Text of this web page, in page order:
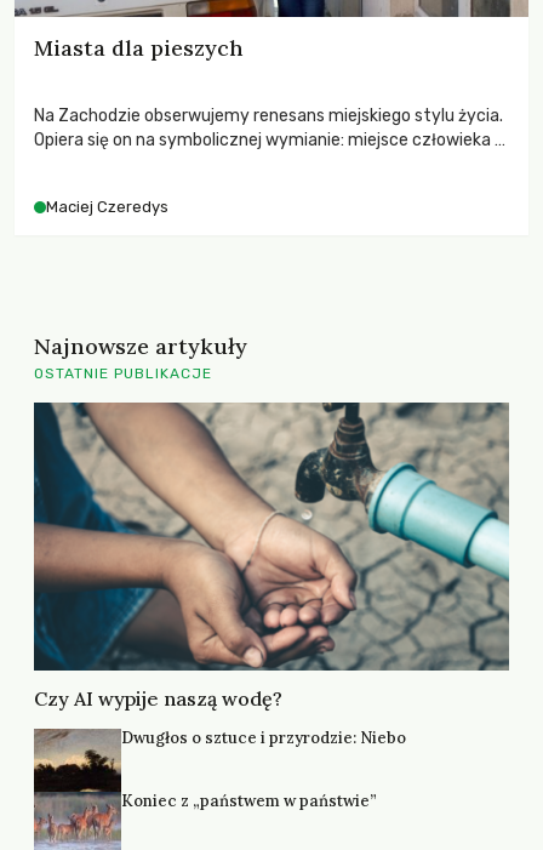
Miasta dla pieszych
Na Zachodzie obserwujemy renesans miejskiego stylu życia.
Opiera się on na symbolicznej wymianie: miejsce człowieka z
dotyczącej miasta „nie dla pieszych”.
Maciej Czeredys
Najnowsze artykuły
OSTATNIE PUBLIKACJE
Czy AI wypije naszą wodę?
Dwugłos o sztuce i przyrodzie: Niebo
Koniec z „państwem w państwie”